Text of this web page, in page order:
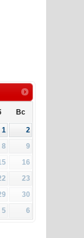
Вс
1
2
8
9
16
23
30
5 6